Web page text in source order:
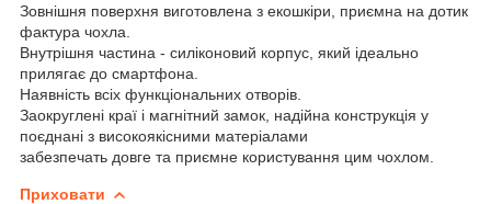
Зовнішня поверхня виготовлена з екошкіри, приємна на дотик
фактура чохла.
Внутрішня частина - силіконовий корпус, який ідеально
прилягає до смартфона.
Наявність всіх функціональних отворів.
Заокруглені краї і магнітний замок, надійна конструкція у
поєднані з високоякісними матеріалами
забезпечать довге та приємне користування цим чохлом.
Приховати